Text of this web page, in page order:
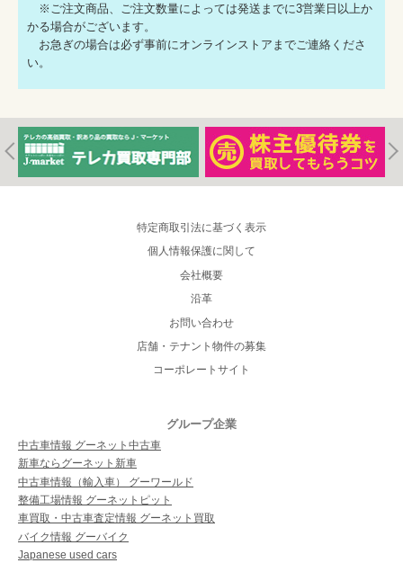
※ご注文商品、ご注文数量によっては発送までに3営業日以上か
かる場合がございます。
お急ぎの場合は必ず事前にオンラインストアまでご連絡くださ
い。
特定商取引法に基づく表示
個人情報保護に関して
会社概要
沿革
お問い合わせ
店舗・テナント物件の募集
コーポレートサイト
グループ企業
中古車情報 グーネット中古車
新車ならグーネット新車
中古車情報（輸入車） グーワールド
整備工場情報 グーネットピット
車買取・中古車査定情報 グーネット買取
バイク情報 グーバイク
Japanese used cars